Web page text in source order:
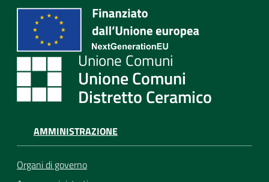
Unione Comuni
Distretto Ceramico
AMMINISTRAZIONE
Organi di governo